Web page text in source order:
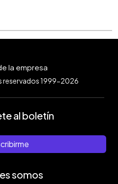
reservados 1999-2026
al boletín
somos